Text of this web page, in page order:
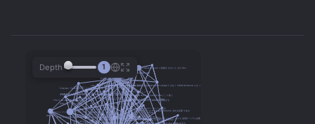
Depth 1